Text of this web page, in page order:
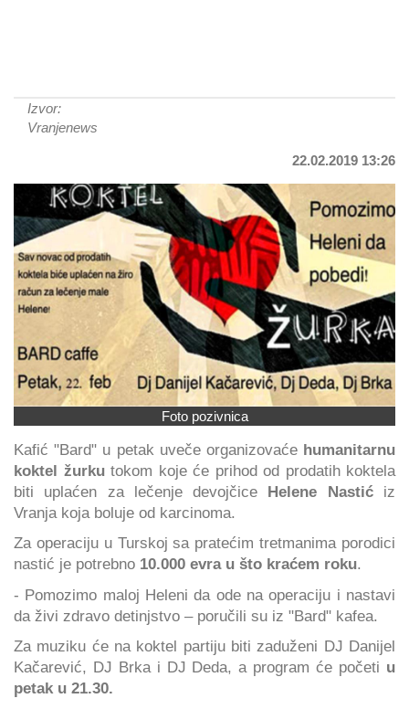
Izvor:
Vranjenews
22.02.2019 13:26
Foto pozivnica
Kafić "Bard" u petak uveče organizovaćehumanitarnu
koktel žurku tokom koje će prihod od prodatih koktela
biti uplaćen za lečenje devojčice Helene Nastić iz
Vranja koja boluje od karcinoma.
Za operaciju u Turskoj sa pratećim tretmanima porodici
nastić je potrebno 10.000 evra u što kraćem roku.
- Pomozimo maloj Heleni da ode na operaciju i nastavi
da živi zdravo detinjstvo – poručili su iz "Bard" kafea.
Za muziku će na koktel partiju biti zaduženi DJ Danijel
Kačarević, DJ Brka i DJ Deda, a program će početi u
petak u 21.30.